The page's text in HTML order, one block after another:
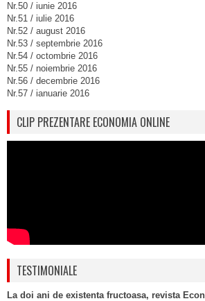
Nr.50 / iunie 2016
Nr.51 / iulie 2016
Nr.52 / august 2016
Nr.53 / septembrie 2016
Nr.54 / octombrie 2016
Nr.55 / noiembrie 2016
Nr.56 / decembrie 2016
Nr.57 / ianuarie 2016
CLIP PREZENTARE ECONOMIA ONLINE
TESTIMONIALE
La doi ani de existenta fructoasa, revista